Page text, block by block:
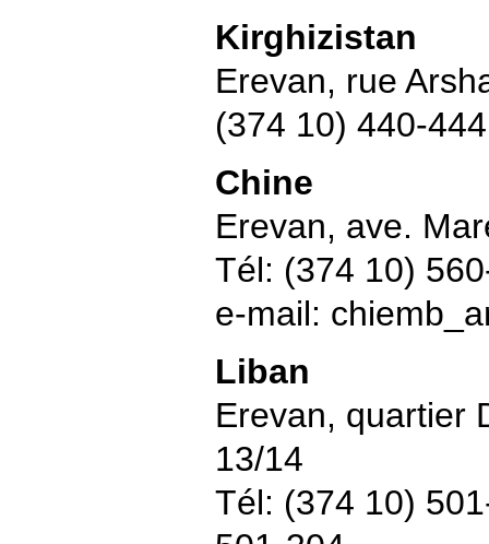
Kirghizistan
Erevan, rue
(374 10) 440-444
Chine
Erevan, ave.
Tél: (374 10)
e-mail:
Liban
Erevan, quartier
13/14
Tél: (374 10)